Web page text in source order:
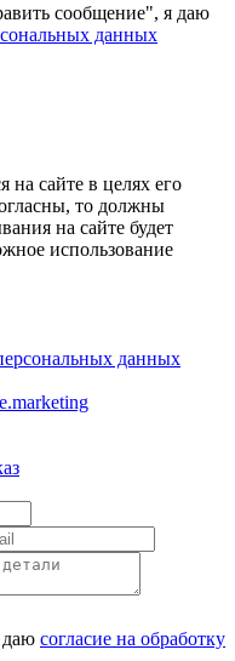
сообщение", я даю
данных
на сайте в целях его
то должны
на сайте будет
использование
данных
даю согласие на обработку